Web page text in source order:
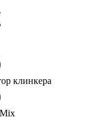
клинкера